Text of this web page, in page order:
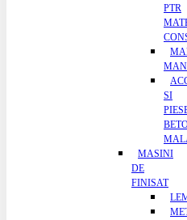
PTR
SI
MASINI
DE
FINISAT